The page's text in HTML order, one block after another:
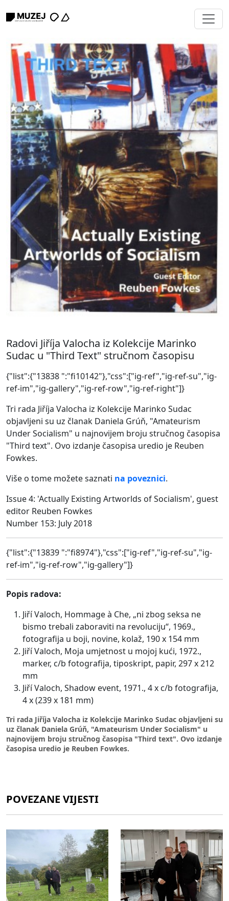
Radovi Jiříja Valocha iz Kolekcije Marinko
Sudac u "Third Text" stručnom časopisu
{"list":{"13838 ":"fi10142"},"css":["ig-ref","ig-ref-su","ig-
ref-im","ig-gallery","ig-ref-row","ig-ref-right"]}
Tri rada Jiříja Valocha iz Kolekcije Marinko Sudac
objavljeni su uz članak Daniela Grúň, "Amateurism
Under Socialism" u najnovijem broju stručnog časopisa
"Third text". Ovo izdanje časopisa uredio je Reuben
Fowkes.
Više o tome možete saznati na poveznici.
Issue 4: 'Actually Existing Artworlds of Socialism', guest
editor Reuben Fowkes
Number 153: July 2018
{"list":{"13839 ":"fi8974"},"css":["ig-ref","ig-ref-su","ig-
ref-im","ig-ref-row","ig-gallery"]}
Popis radova:
Jiří Valoch, Hommage à Che, „ni zbog seksa ne
bismo trebali zaboraviti na revoluciju“, 1969.,
fotografija u boji, novine, kolaž, 190 x 154 mm
Jiří Valoch, Moja umjetnost u mojoj kući, 1972.,
marker, c/b fotografija, tiposkript, papir, 297 x 212
mm
Jiří Valoch, Shadow event, 1971., 4 x c/b fotografija,
4 x (239 x 181 mm)
Tri rada Jiříja Valocha iz Kolekcije Marinko Sudac objavljeni su
uz članak Daniela Grúň, "Amateurism Under Socialism" u
najnovijem broju stručnog časopisa "Third text". Ovo izdanje
časopisa uredio je Reuben Fowkes.
POVEZANE VIJESTI